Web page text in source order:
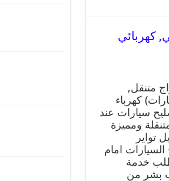
بنجرجي, كهربائي
متنقل,
كهرباء
سيارات عند
ومميزة
تواير
امام
خدمة
بشر من